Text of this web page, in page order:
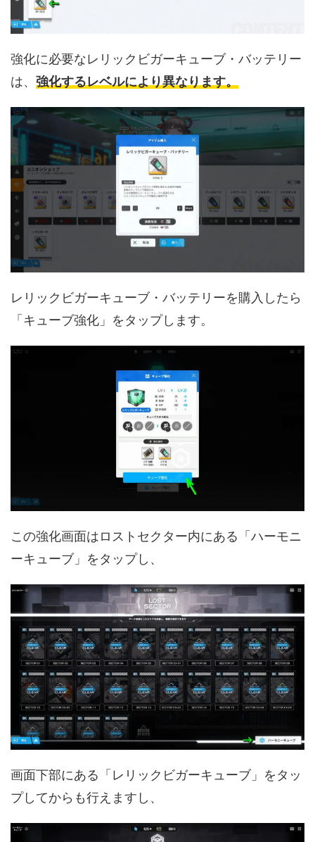
強化に必要なレリックビガーキューブ・バッテリー
は、 強化するレベルにより異なります。
レリックビガーキューブ・バッテリーを購入したら
「キューブ強化」をタップします。
この強化画面はロストセクター内にある「ハーモニ
ーキューブ」をタップし、
画面下部にある「レリックビガーキューブ」をタッ
プしてからも行えますし、